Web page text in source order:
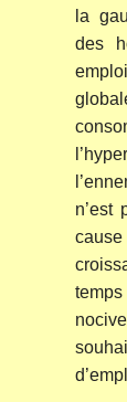
la
des
n’est